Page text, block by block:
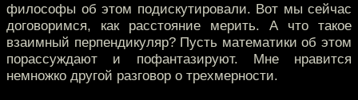
философы об этом подискутировали. Вот мы сейчас
договоримся, как расстояние мерить. А что такое
взаимный перпендикуляр? Пусть математики об этом
порассуждают и пофантазируют. Мне нравится
немножко другой разговор о трехмерности.